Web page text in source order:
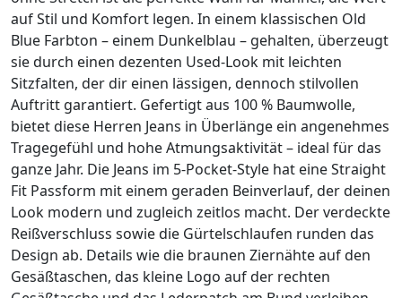
auf Stil und Komfort legen. In einem klassischen Old
Blue Farbton – einem Dunkelblau – gehalten, überzeugt
sie durch einen dezenten Used-Look mit leichten
Sitzfalten, der dir einen lässigen, dennoch stilvollen
Auftritt garantiert. Gefertigt aus 100 % Baumwolle,
bietet diese Herren Jeans in Überlänge ein angenehmes
Tragegefühl und hohe Atmungsaktivität – ideal für das
ganze Jahr. Die Jeans im 5-Pocket-Style hat eine Straight
Fit Passform mit einem geraden Beinverlauf, der deinen
Look modern und zugleich zeitlos macht. Der verdeckte
Reißverschluss sowie die Gürtelschlaufen runden das
Design ab. Details wie die braunen Ziernähte auf den
Gesäßtaschen, das kleine Logo auf der rechten